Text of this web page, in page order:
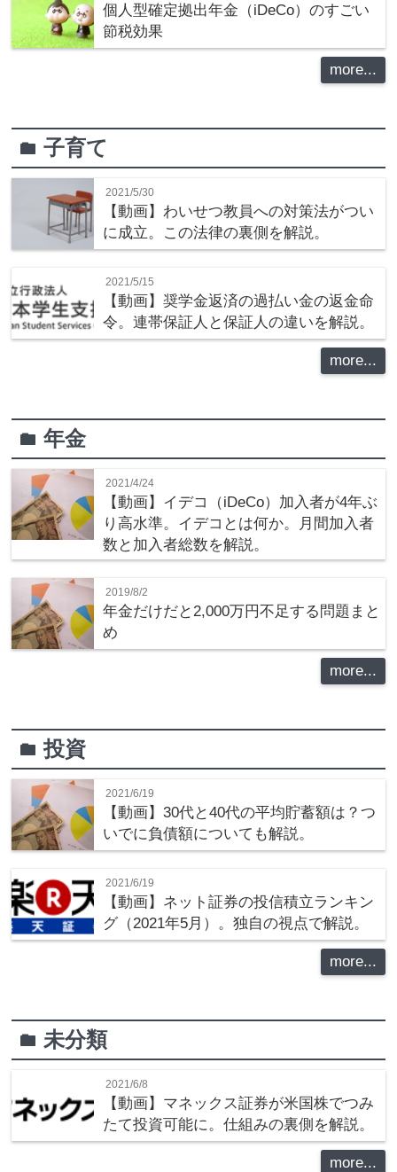
個人型確定拠出年金（iDeCo）のすごい
節税効果
more...
folder子育て
2021/5/30
【動画】わいせつ教員への対策法がつい
に成立。この法律の裏側を解説。
2021/5/15
【動画】奨学金返済の過払い金の返金命
令。連帯保証人と保証人の違いを解説。
more...
folder年金
2021/4/24
【動画】イデコ（iDeCo）加入者が4年ぶ
り高水準。イデコとは何か。月間加入者
数と加入者総数を解説。
2019/8/2
年金だけだと2,000万円不足する問題まと
め
more...
folder投資
2021/6/19
【動画】30代と40代の平均貯蓄額は？つ
いでに負債額についても解説。
2021/6/19
【動画】ネット証券の投信積立ランキン
グ（2021年5月）。独自の視点で解説。
more...
folder未分類
2021/6/8
【動画】マネックス証券が米国株でつみ
たて投資可能に。仕組みの裏側を解説。
more...